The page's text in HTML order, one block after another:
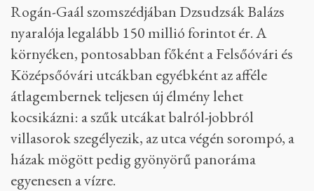
Rogán-Gaál szomszédjában Dzsudzsák Balázs
nyaralója legalább 150 millió forintot ér. A
környéken, pontosabban főként a Felsőóvári és
Középsőóvári utcákban egyébként az afféle
átlagembernek teljesen új élmény lehet
kocsikázni: a szűk utcákat balról-jobbról
villasorok szegélyezik, az utca végén sorompó, a
házak mögött pedig gyönyörű panoráma
egyenesen a vízre.